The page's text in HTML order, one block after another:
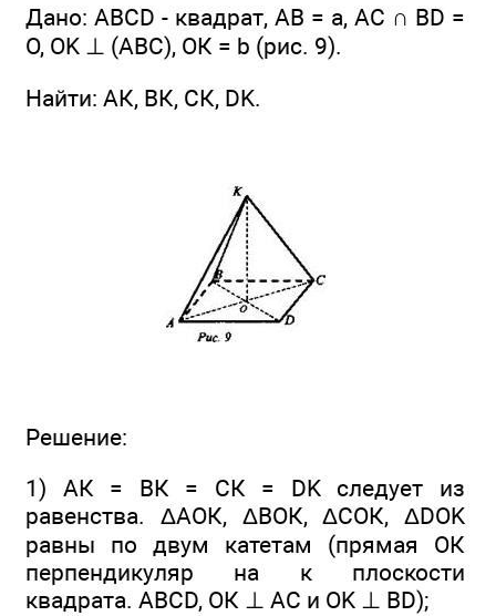
Дано: ABCD - квадрат, АВ = а, АС ∩ BD =
О, OK ⊥ (ABC), ОК = b (рис. 9).
Найти: АК, ВК, СК, DK.
Решение:
1) АК = ВК = СК = DK следует из
равенства. ΔАОК, ΔВОК, ΔСОК, ΔDOK
равны по двум катетам (прямая ОК
перпендикуляр на к плоскости
квадрата. ABCD, ОК ⊥ АС и OK ⊥ BD);